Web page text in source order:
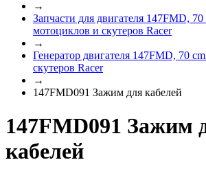
→
Запчасти для двигателя 147FMD, 70
мотоциклов и скутеров Racer
→
Генератор двигателя 147FMD, 70
скутеров Racer
→
147FMD091 Зажим для кабелей
147FMD091 Зажим
кабелей